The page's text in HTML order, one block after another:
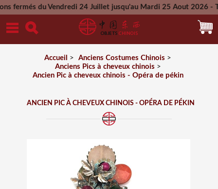
du Vendredi 24 Juillet jusqu'au Mardi 25 Aout 2026 -
Mercredi 26 Aout 2026
Accueil > Anciens Costumes Chinois >
Anciens Pics à cheveux chinois >
Ancien Pic à cheveux chinois - Opéra de pékin
ANCIEN PIC À CHEVEUX CHINOIS - OPÉRA DE PÉKIN